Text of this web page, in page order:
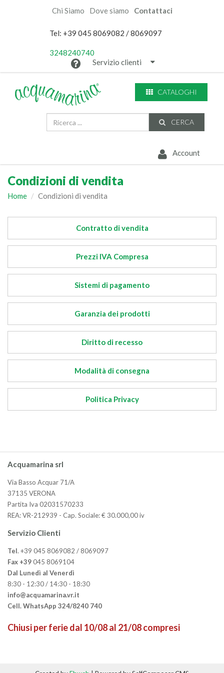
Chi Siamo Dove siamo Contattaci
Tel: +39 045 8069082 / 8069097
3248240740
Servizio clienti
CATALOGHI
CERCA
Account
Condizioni di vendita
Home Condizioni di vendita
Contratto di vendita
Prezzi IVA Compresa
Sistemi di pagamento
Garanzia dei prodotti
Diritto di recesso
Modalità di consegna
Politica Privacy
Acquamarina srl
Via Basso Acquar 71/A
37135 VERONA
Partita Iva 02031570233
REA: VR-212939 - Cap. Sociale: € 30.000,00 iv
Servizio Clienti
Tel. +39 045 8069082 / 8069097
Fax +39045 8069104
Dal Lunedì al Venerdì
8:30 - 12:30 / 14:30 - 18:30
info@acquamarina.vr.it
Cell. WhatsApp 324/8240 740
Chiusi per ferie dal 10/08 al 21/08 compresi